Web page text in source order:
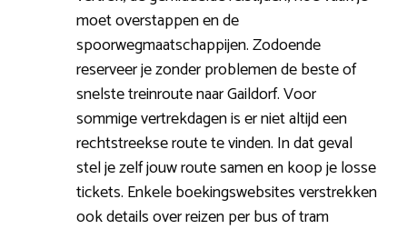
moet overstappen en de
spoorwegmaatschappijen. Zodoende
reserveer je zonder problemen de beste of
snelste treinroute naar Gaildorf. Voor
sommige vertrekdagen is er niet altijd een
rechtstreekse route te vinden. In dat geval
stel je zelf jouw route samen en koop je losse
tickets. Enkele boekingswebsites verstrekken
ook details over reizen per bus of tram